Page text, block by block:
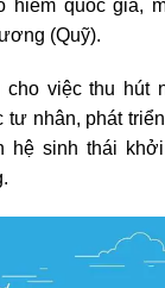
hiểm quốc gia,
(Quỹ).
việc thu hút
tư nhân, phát
hệ sinh thái